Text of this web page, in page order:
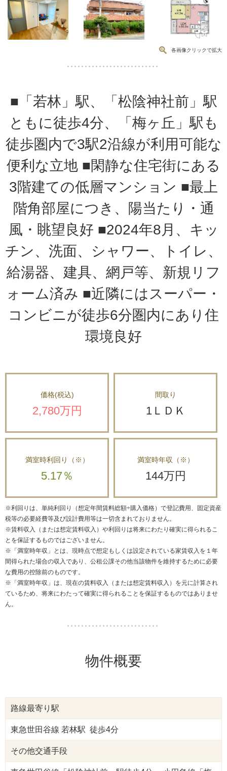
各画像クリックで拡大
■「若林」駅、「松陰神社前」駅
ともに徒歩4分、「梅ヶ丘」駅も
徒歩圏内で3駅2沿線が利用可能な
便利な立地 ■閑静な住宅街にある
3階建ての低層マンション ■最上
階角部屋につき、陽当たり・通
風・眺望良好 ■2024年8月、キッ
チン、洗面、シャワー、トイレ、
給湯器、建具、網戸等、新規リフ
ォーム済み ■近隣にはスーパー・
コンビニが徒歩6分圏内にあり住
環境良好
価格(税込)
2,780万円
間取り
1ＬＤＫ
満室時利回り（※）
5.17％
満室時年収（※）
144万円
※利回りは、単純利回り（想定年間賃料総額÷購入価格）で登記費用、固定資産
税等の必要経費等及び設計費用等は一切含まれておりません。
※賃料収入（または想定賃料収入）や利回りは将来にわたり確実に得られるこ
とを保証するものではございません。
※「満室時年収」とは、現時点で想定もしくは設定されている家賃収入を１年
間得られた場合の収入であり、公租公課その他当該物件を維持するために必要
な費用の控除前のものです。
※「満室時年収」は、現在の賃料収入（または想定賃料収入）を元に計算され
ているため、将来にわたって確実に得られることを保証するものではありませ
ん。
物件概要
路線最寄り駅
東急世田谷線 若林駅 徒歩4分
その他交通手段